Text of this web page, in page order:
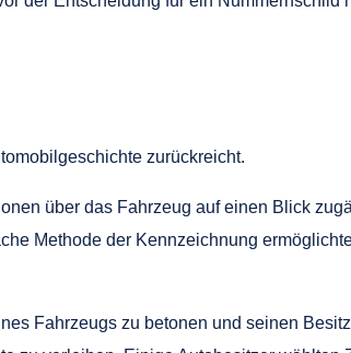
zurückreicht.
über das Fahrzeug auf einen Blick
Methode der Kennzeichnung
Fahrzeugs zu betonen und seinen